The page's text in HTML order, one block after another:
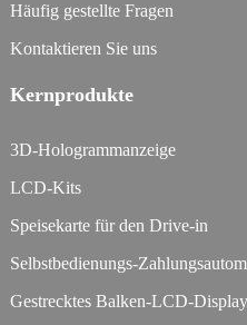
Häufig gestellte Fragen
Kontaktieren Sie uns
Kernprodukte
3D-Hologrammanzeige
LCD-Kits
Speisekarte für den Drive-in
Selbstbedienungs-
Gestrecktes Balken-LCD-Display